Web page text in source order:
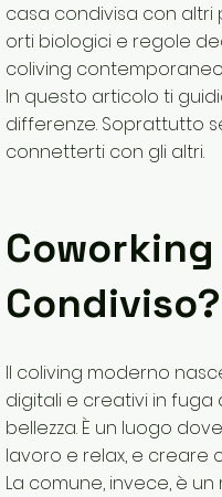
casa condivisa con altri
orti biologici e regole
coliving
In questo articolo ti
differenze. Soprattutto
connetterti con gli altri.
Condiviso?
Il coliving moderno
digitali e creativi in fuga
bellezza. È un luogo
lavoro e relax, e creare
La comune, invece, è